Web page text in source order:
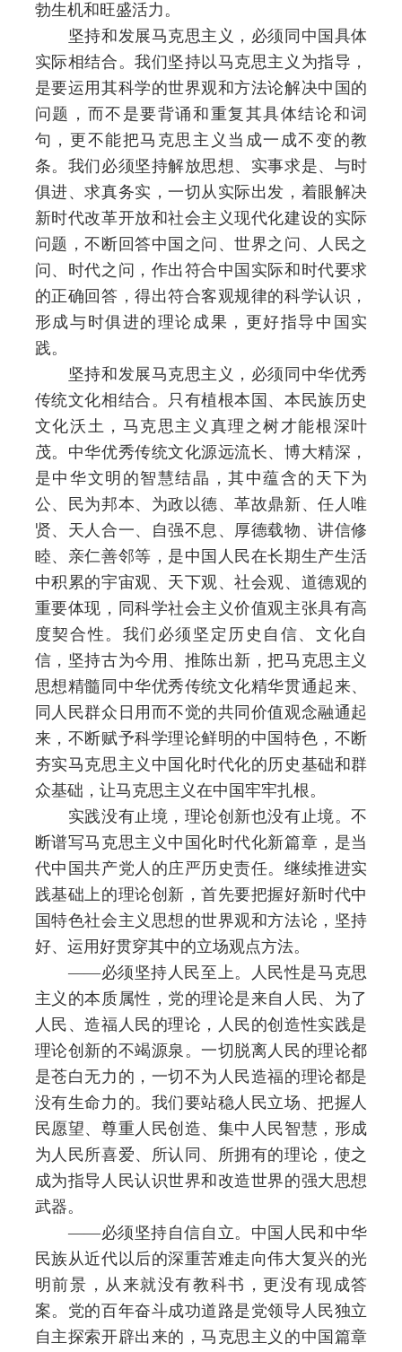
勃生机和旺盛活力。
坚持和发展马克思主义，必须同中国具体
实际相结合。我们坚持以马克思主义为指导，
是要运用其科学的世界观和方法论解决中国的
问题，而不是要背诵和重复其具体结论和词
句，更不能把马克思主义当成一成不变的教
条。我们必须坚持解放思想、实事求是、与时
俱进、求真务实，一切从实际出发，着眼解决
新时代改革开放和社会主义现代化建设的实际
问题，不断回答中国之问、世界之问、人民之
问、时代之问，作出符合中国实际和时代要求
的正确回答，得出符合客观规律的科学认识，
形成与时俱进的理论成果，更好指导中国实
践。
坚持和发展马克思主义，必须同中华优秀
传统文化相结合。只有植根本国、本民族历史
文化沃土，马克思主义真理之树才能根深叶
茂。中华优秀传统文化源远流长、博大精深，
是中华文明的智慧结晶，其中蕴含的天下为
公、民为邦本、为政以德、革故鼎新、任人唯
贤、天人合一、自强不息、厚德载物、讲信修
睦、亲仁善邻等，是中国人民在长期生产生活
中积累的宇宙观、天下观、社会观、道德观的
重要体现，同科学社会主义价值观主张具有高
度契合性。我们必须坚定历史自信、文化自
信，坚持古为今用、推陈出新，把马克思主义
思想精髓同中华优秀传统文化精华贯通起来、
同人民群众日用而不觉的共同价值观念融通起
来，不断赋予科学理论鲜明的中国特色，不断
夯实马克思主义中国化时代化的历史基础和群
众基础，让马克思主义在中国牢牢扎根。
实践没有止境，理论创新也没有止境。不
断谱写马克思主义中国化时代化新篇章，是当
代中国共产党人的庄严历史责任。继续推进实
践基础上的理论创新，首先要把握好新时代中
国特色社会主义思想的世界观和方法论，坚持
好、运用好贯穿其中的立场观点方法。
——必须坚持人民至上。人民性是马克思
主义的本质属性，党的理论是来自人民、为了
人民、造福人民的理论，人民的创造性实践是
理论创新的不竭源泉。一切脱离人民的理论都
是苍白无力的，一切不为人民造福的理论都是
没有生命力的。我们要站稳人民立场、把握人
民愿望、尊重人民创造、集中人民智慧，形成
为人民所喜爱、所认同、所拥有的理论，使之
成为指导人民认识世界和改造世界的强大思想
武器。
——必须坚持自信自立。中国人民和中华
民族从近代以后的深重苦难走向伟大复兴的光
明前景，从来就没有教科书，更没有现成答
案。党的百年奋斗成功道路是党领导人民独立
自主探索开辟出来的，马克思主义的中国篇章